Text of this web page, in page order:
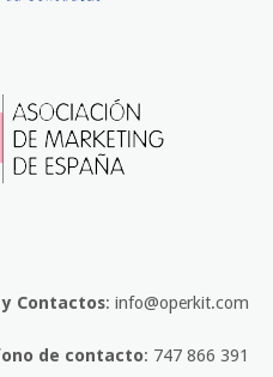
Contactos: info@operkit.com
de contacto: 747 866 391